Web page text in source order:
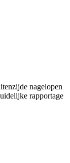
nagelopen
rapportage